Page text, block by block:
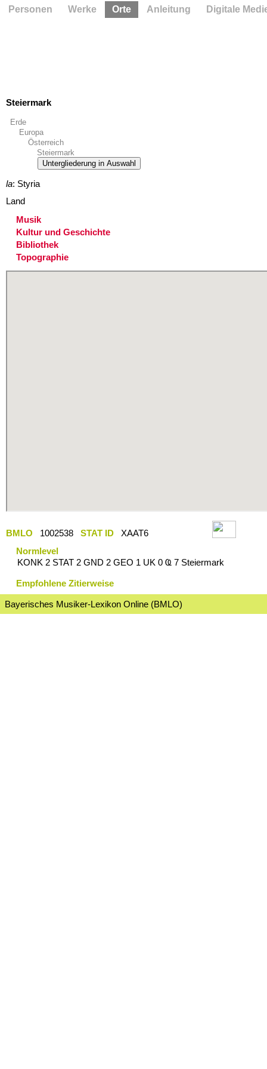
Steiermark
Erde
Europa
Österreich
Steiermark
Untergliederung in Auswahl
la: Styria
Land
Musik
Kultur und Geschichte
Bibliothek
Topographie
BMLO 1002538 STAT ID
XAAT6
Normlevel
KONK 2 STAT 2 GND 2 GEO 1 UK 0 Ҩ 7 Steiermark
Empfohlene Zitierweise
Bayerisches Musiker-Lexikon Online (BMLO)
Personen Werke Orte Anleitung Digitale